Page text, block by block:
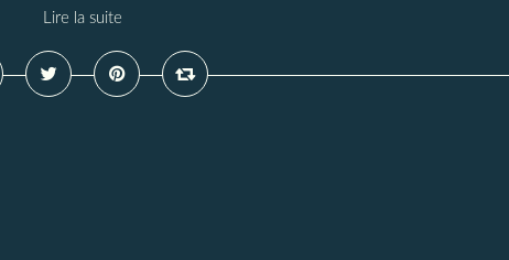
Lire la suite